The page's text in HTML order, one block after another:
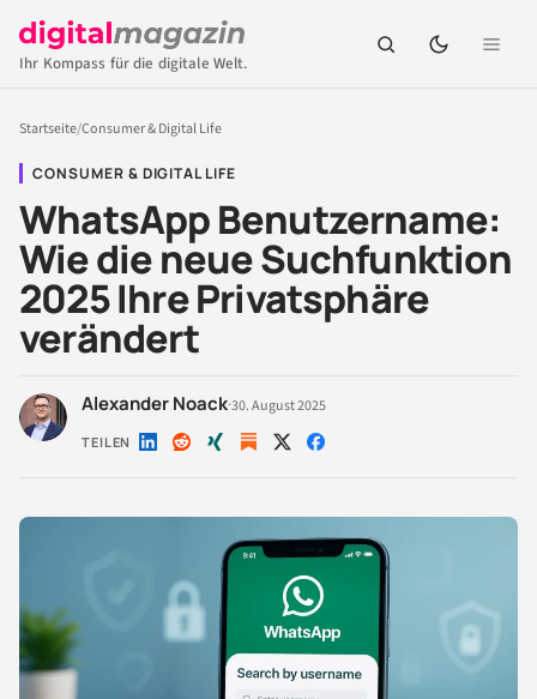
Ihr Kompass für die digitale Welt.
Startseite/Consumer & Digital Life
CONSUMER & DIGITAL LIFE
WhatsApp Benutzername:
Wie die neue Suchfunktion
2025 Ihre Privatsphäre
verändert
Alexander Noack·30. August 2025
TEILEN Auf Auf Auf Auf Auf